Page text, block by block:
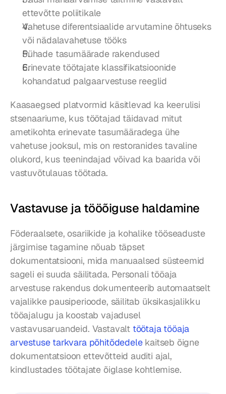
ettevõtte poliitikale
Vahetuse diferentsiaalide arvutamine õhtuseks
või nädalavahetuse tööks
Pühade tasumäärade rakendused
Erinevate töötajate klassifikatsioonide
kohandatud palgaarvestuse reeglid
Kaasaegsed platvormid käsitlevad ka keerulisi
stsenaariume, kus töötajad täidavad mitut
ametikohta erinevate tasumääradega ühe
vahetuse jooksul, mis on restoranides tavaline
olukord, kus teenindajad võivad ka baarida või
vastuvõtulauas töötada.
Vastavuse ja tööõiguse haldamine
Föderaalsete, osariikide ja kohalike tööseaduste
järgimise tagamine nõuab täpset
dokumentatsiooni, mida manuaalsed süsteemid
sageli ei suuda säilitada. Personali tööaja
arvestuse rakendus dokumenteerib automaatselt
vajalikke pausiperioode, säilitab üksikasjalikku
tööajalugu ja koostab vajadusel
vastavusaruandeid. Vastavalt töötaja tööaja
arvestuse tarkvara põhitõdedele kaitseb õigne
dokumentatsioon ettevõtteid auditi ajal,
kindlustades töötajate õiglase kohtlemise.